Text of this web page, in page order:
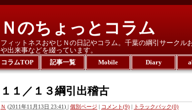
Ｎのちょっとコラム
フィットネスおやじＮの日記やコラム。千葉の綱引サーク
や出来事などを綴っています。
コラムTOP
記事一覧 Mobile Diary
１１／１３綱引出稽古
Ｎ (2011年11月13日 23:41) | 個別ページ | コメント(9) | トラックバック(0)